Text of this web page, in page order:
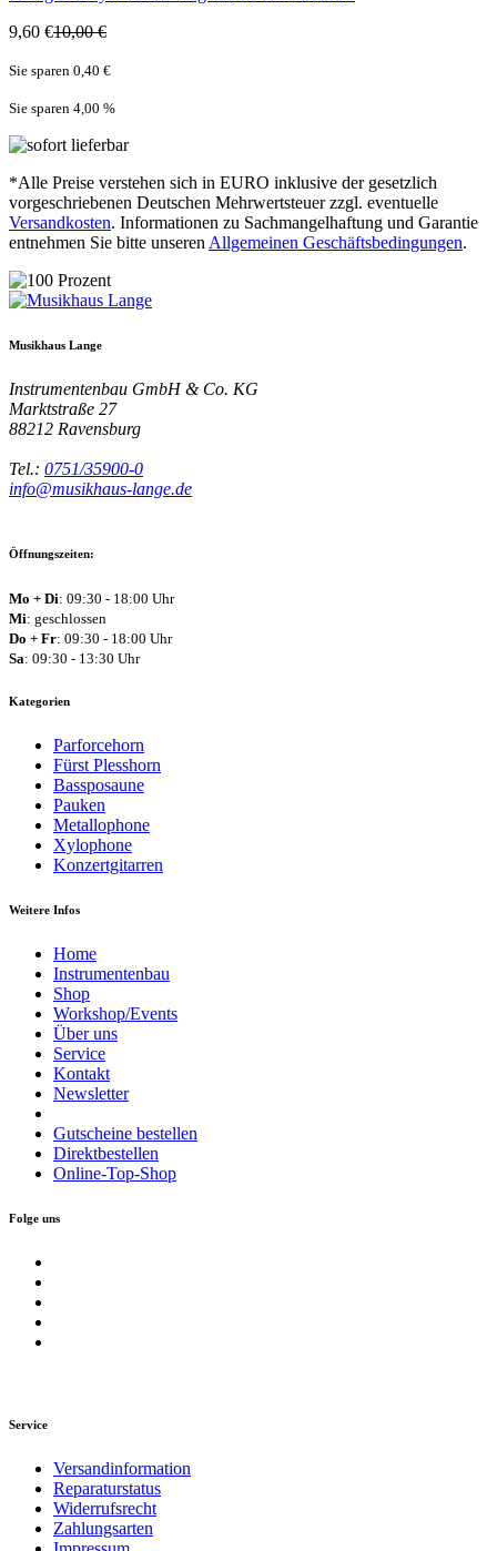
9,60 €10,00 €
Sie sparen 0,40 €
Sie sparen 4,00 %
*Alle Preise verstehen sich in EURO inklusive der gesetzlich
vorgeschriebenen Deutschen Mehrwertsteuer zzgl. eventuelle
Versandkosten. Informationen zu Sachmangelhaftung und Garantie
entnehmen Sie bitte unseren Allgemeinen Geschäftsbedingungen.
Musikhaus Lange
Instrumentenbau GmbH & Co. KG
Marktstraße 27
88212 Ravensburg
Tel.: 0751/35900-0
info@musikhaus-lange.de
Öffnungszeiten:
Mo + Di: 09:30 - 18:00 Uhr
Mi: geschlossen
Do + Fr: 09:30 - 18:00 Uhr
Sa: 09:30 - 13:30 Uhr
Kategorien
Parforcehorn
Fürst Plesshorn
Bassposaune
Pauken
Metallophone
Xylophone
Konzertgitarren
Weitere Infos
Home
Instrumentenbau
Shop
Workshop/Events
Über uns
Service
Kontakt
Newsletter
Gutscheine bestellen
Direktbestellen
Online-Top-Shop
Folge uns
Service
Versandinformation
Reparaturstatus
Widerrufsrecht
Zahlungsarten